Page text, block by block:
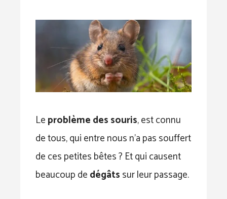
Leproblème des souris, est connu
de tous, qui entre nous n’a pas souffert
de ces petites bêtes ? Et qui causent
beaucoup dedégâtssur leur passage.